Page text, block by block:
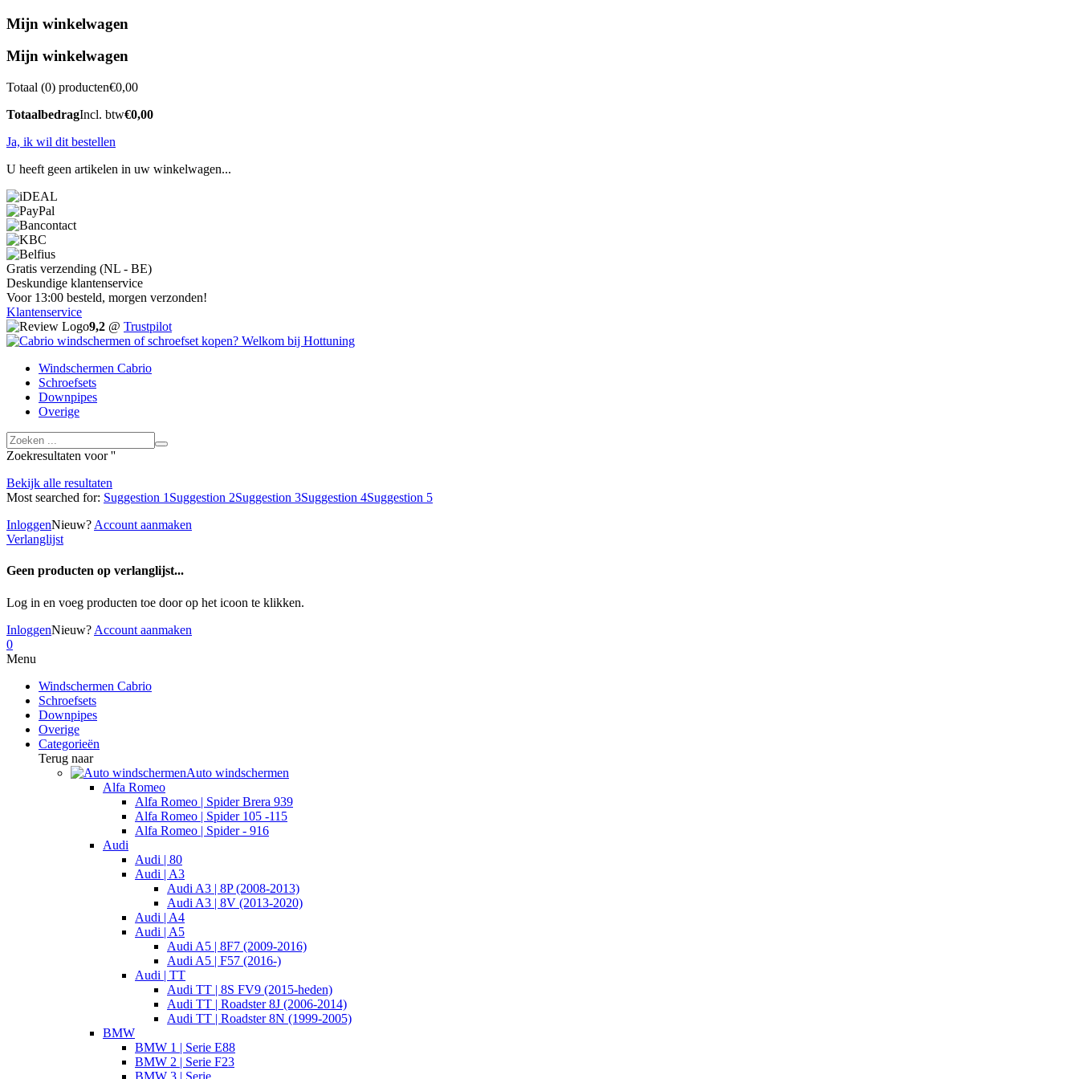
Mijn winkelwagen
Mijn winkelwagen
Totaal (0) producten€0,00
TotaalbedragIncl. btw€0,00
Ja, ik wil dit bestellen
U heeft geen artikelen in uw winkelwagen...
Gratis verzending (NL - BE)
Deskundige klantenservice
Voor 13:00 besteld, morgen verzonden!
Klantenservice
9,2 @ Trustpilot
Windschermen Cabrio
Schroefsets
Downpipes
Overige
Zoekresultaten voor ''
Bekijk alle resultaten
Most searched for: Suggestion 1 Suggestion 2Suggestion 3Suggestion 4Suggestion 5
InloggenNieuw? Account aanmaken
Verlanglijst
Geen producten op verlanglijst...
Log in en voeg producten toe door op het icoon te klikken.
InloggenNieuw? Account aanmaken
0
Menu
Windschermen Cabrio
Schroefsets
Downpipes
Overige
Categorieën
Terug naar
Auto windschermen
Alfa Romeo
Alfa Romeo | Spider Brera 939
Alfa Romeo | Spider 105 -115
Alfa Romeo | Spider - 916
Audi
Audi | 80
Audi | A3
Audi A3 | 8P (2008-2013)
Audi A3 | 8V (2013-2020)
Audi | A4
Audi | A5
Audi A5 | 8F7 (2009-2016)
Audi A5 | F57 (2016-)
Audi | TT
Audi TT | 8S FV9 (2015-heden)
Audi TT | Roadster 8J (2006-2014)
Audi TT | Roadster 8N (1999-2005)
BMW
BMW 1 | Serie E88
BMW 2 | Serie F23
BMW 3 | Serie